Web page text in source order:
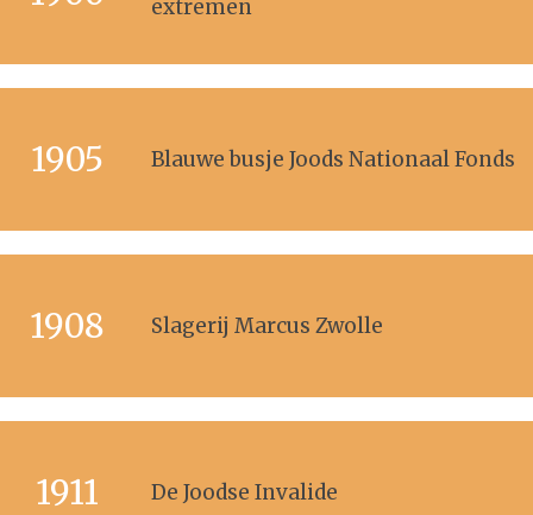
extremen
1905 Blauwe busje Joods Nationaal Fonds
1908 Slagerij Marcus Zwolle
1911 De Joodse Invalide